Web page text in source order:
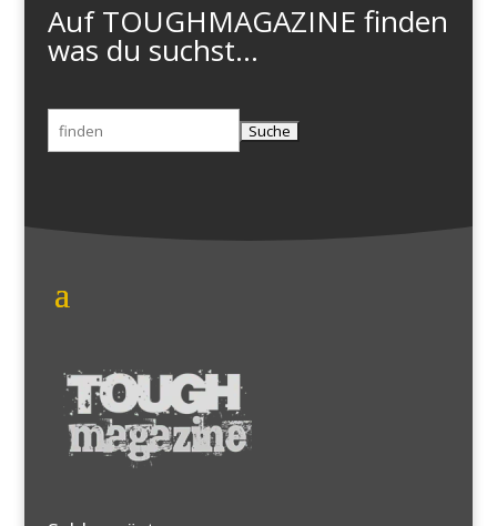
Auf TOUGHMAGAZINE finden
was du suchst...
Suchen
nach: